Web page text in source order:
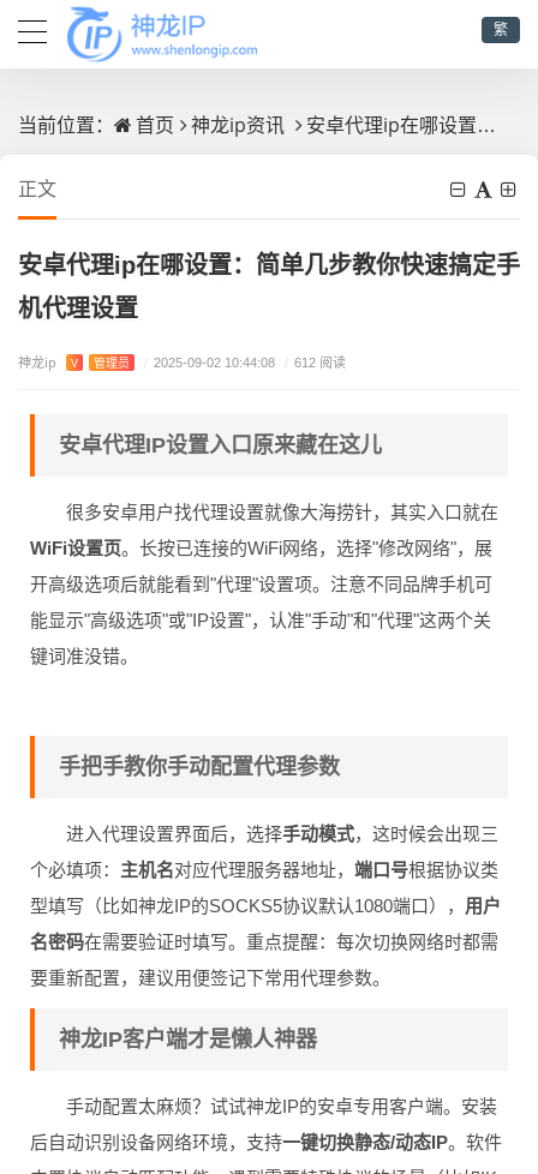
繁
当前位置： 首页 神龙ip资讯 安卓代理ip在哪设置：简单几步教你快速搞定手机代理设置
正文
安卓代理ip在哪设置：简单几步教你快速搞定手
机代理设置
神龙ip V 管理员 / 2025-09-02 10:44:08 / 612 阅读
安卓代理IP设置入口原来藏在这儿
很多安卓用户找代理设置就像大海捞针，其实入口就在
WiFi设置页。长按已连接的WiFi网络，选择"修改网络"，展
开高级选项后就能看到"代理"设置项。注意不同品牌手机可
能显示"高级选项"或"IP设置"，认准"手动"和"代理"这两个关
键词准没错。
手把手教你手动配置代理参数
进入代理设置界面后，选择手动模式，这时候会出现三
个必填项： 主机名对应代理服务器地址， 端口号根据协议类
型填写（比如神龙IP的SOCKS5协议默认1080端口）， 用户
名密码在需要验证时填写。重点提醒：每次切换网络时都需
要重新配置，建议用便签记下常用代理参数。
神龙IP客户端才是懒人神器
手动配置太麻烦？试试神龙IP的安卓专用客户端。安装
后自动识别设备网络环境，支持一键切换静态/动态IP。软件